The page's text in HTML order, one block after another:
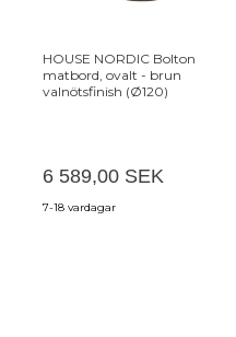
HOUSE NORDIC Bolton
matbord, ovalt - brun
valnötsfinish (Ø120)
6 589,00 SEK
7-18 vardagar